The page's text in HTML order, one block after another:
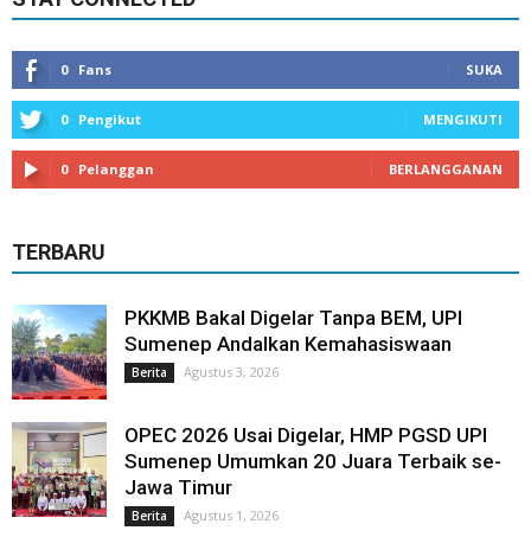
0 Fans SUKA
0 Pengikut MENGIKUTI
0 Pelanggan BERLANGGANAN
TERBARU
PKKMB Bakal Digelar Tanpa BEM, UPI
Sumenep Andalkan Kemahasiswaan
Berita Agustus 3, 2026
OPEC 2026 Usai Digelar, HMP PGSD UPI
Sumenep Umumkan 20 Juara Terbaik se-
Jawa Timur
Berita Agustus 1, 2026